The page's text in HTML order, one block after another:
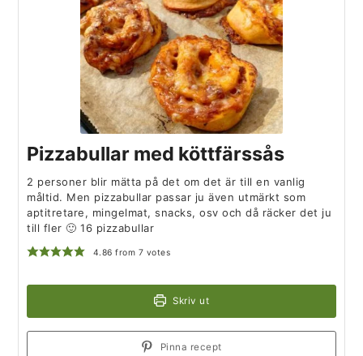
Pizzabullar med köttfärssås
2 personer blir mätta på det om det är till en vanlig
måltid. Men pizzabullar passar ju även utmärkt som
aptitretare, mingelmat, snacks, osv och då räcker det ju
till fler 🙂 16 pizzabullar
4.86 from 7 votes
Skriv ut
Pinna recept